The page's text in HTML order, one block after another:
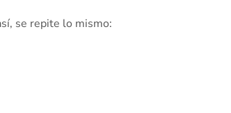
se repite lo mismo: